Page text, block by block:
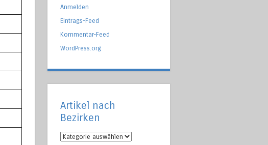
Anmelden
Eintrags-Feed
Kommentar-Feed
WordPress.org
Artikel nach
Bezirken
Artikel